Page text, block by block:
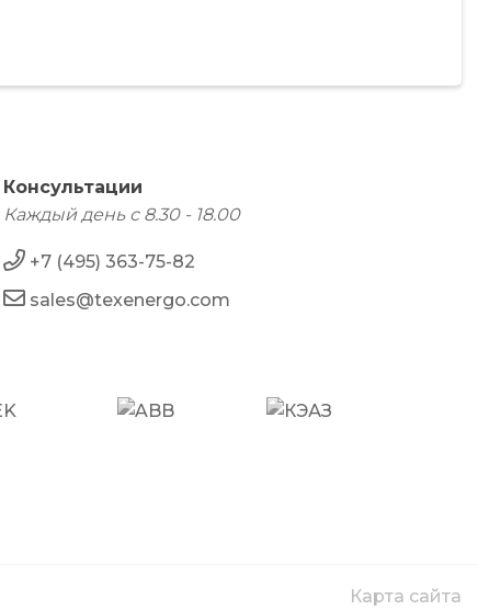
Консультации
Каждый день с 8.30 - 18.00
+7 (495) 363-75-82
sales@texenergo.com
Карта сайта